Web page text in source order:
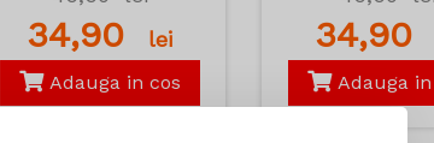
34,90 lei
Adauga in cos
34,90
Adauga in